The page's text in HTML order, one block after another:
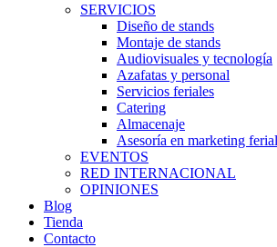
SERVICIOS
Diseño de stands
Montaje de stands
Audiovisuales y tecnología
Azafatas y personal
Servicios feriales
Catering
Almacenaje
Asesoría en marketing ferial
EVENTOS
RED INTERNACIONAL
OPINIONES
Blog
Tienda
Contacto